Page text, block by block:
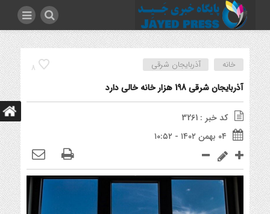
8 خانه آذربایجان شرقی
آذربایجان شرقی 198 هزار خانه خالی دارد
کد خبر : 3261
۰۴ بهمن ۱۴۰۲ - ۱۰:۵۲